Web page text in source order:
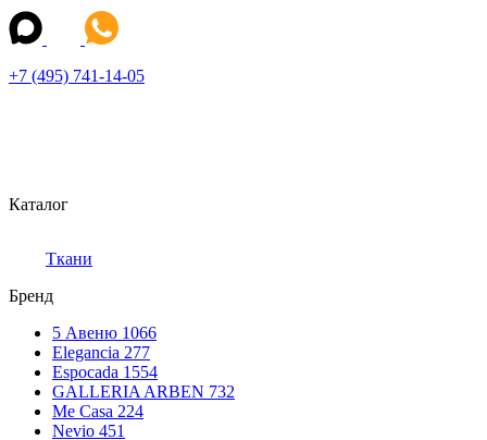
+7 (495) 741-14-05
Каталог
Ткани
Бренд
5 Авеню 1066
Elegancia 277
Espocada 1554
GALLERIA ARBEN 732
Me Casa 224
Nevio 451